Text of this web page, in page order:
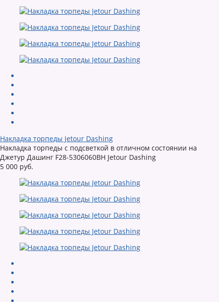
Накладка торпеды Jetour Dashing
Накладка торпеды с подсветкой в отличном состоянии на
Джетур Дашинг F28-5306060BH Jetour Dashing
5 000 руб.